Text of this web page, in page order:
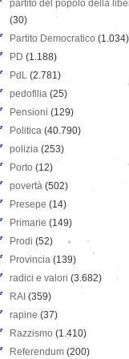
partito del popolo della
(30)
Partito Democratico (1.034)
PD (1.188)
PdL (2.781)
pedofilia (25)
Pensioni (129)
Politica (40.790)
polizia (253)
Porto (12)
povertà (502)
Presepe (14)
Primarie (149)
Prodi (52)
Provincia (139)
radici e valori (3.682)
RAI (359)
rapine (37)
Razzismo (1.410)
Referendum (200)